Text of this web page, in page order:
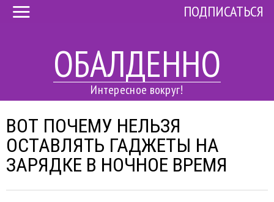
ОБАЛДЕННО
Интересное вокруг!
ПОДПИСАТЬСЯ
ВОТ ПОЧЕМУ НЕЛЬЗЯ
ОСТАВЛЯТЬ ГАДЖЕТЫ НА
ЗАРЯДКЕ В НОЧНОЕ ВРЕМЯ